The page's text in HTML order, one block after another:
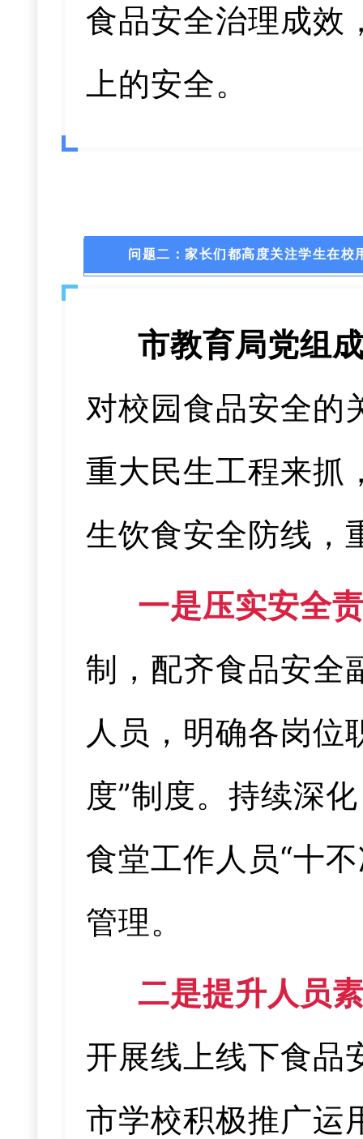
食品安全治理成效
上的安全。
问题二：家长们都高度关注学生在校
市教育局党组
对校园食品安全的
重大民生工程来抓
生饮食安全防线，
一是压实安全
制，配齐食品安全
人员，明确各岗位
度”制度。持续深
食堂工作人员“十
管理。
二是提升人员
开展线上线下食品
市学校积极推广运